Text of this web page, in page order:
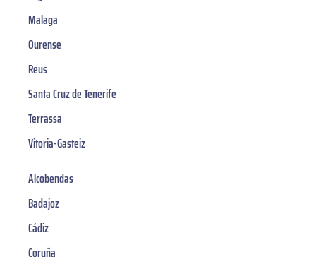
Malaga
Ourense
Reus
Santa Cruz de Tenerife
Terrassa
Vitoria-Gasteiz
Alcobendas
Badajoz
Cádiz
Coruña